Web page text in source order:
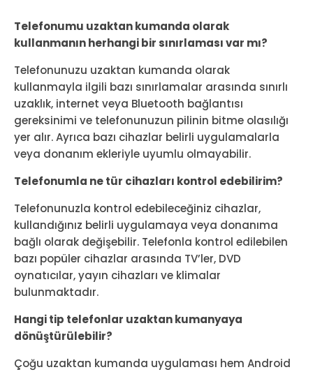
Telefonumu uzaktan kumanda olarak
kullanmanın herhangi bir sınırlaması var mı?
Telefonunuzu uzaktan kumanda olarak
kullanmayla ilgili bazı sınırlamalar arasında sınırlı
uzaklık, internet veya Bluetooth bağlantısı
gereksinimi ve telefonunuzun pilinin bitme olasılığı
yer alır. Ayrıca bazı cihazlar belirli uygulamalarla
veya donanım ekleriyle uyumlu olmayabilir.
Telefonumla ne tür cihazları kontrol edebilirim?
Telefonunuzla kontrol edebileceğiniz cihazlar,
kullandığınız belirli uygulamaya veya donanıma
bağlı olarak değişebilir. Telefonla kontrol edilebilen
bazı popüler cihazlar arasında TV’ler, DVD
oynatıcılar, yayın cihazları ve klimalar
bulunmaktadır.
Hangi tip telefonlar uzaktan kumanyaya
dönüştürülebilir?
Çoğu uzaktan kumanda uygulaması hem Android